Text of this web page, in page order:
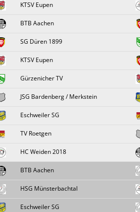
KTSV Eupen
BTB Aachen
SG Düren 1899
KTSV Eupen
Gürzenicher TV
JSG Bardenberg / Merkstein
Eschweiler SG
TV Roetgen
HC Weiden 2018
BTB Aachen
HSG Münsterbachtal
Eschweiler SG